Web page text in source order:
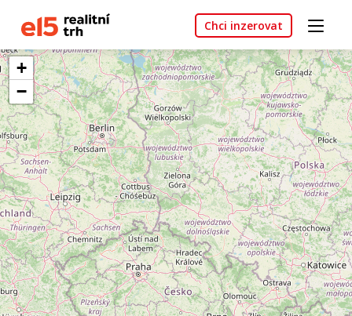
Chci inzerovat
+
−